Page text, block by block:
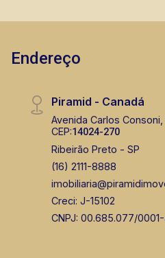
Endereço
Piramid - Canadá
Avenida Carlos
CEP:14024-270
Ribeirão Preto - SP
(16) 2111-8888
Creci: J-15102
CNPJ: 00.685.077/